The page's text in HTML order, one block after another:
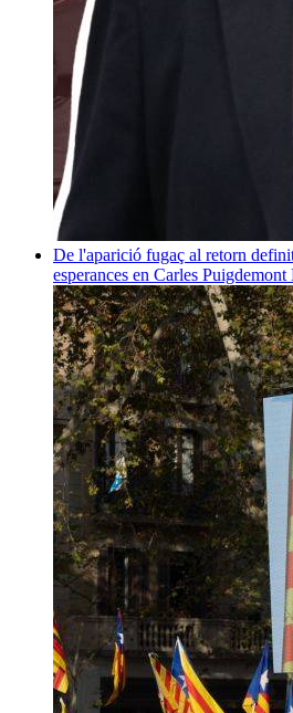
De l'aparició fugaç al retorn
esperances en Carles Puigdemont